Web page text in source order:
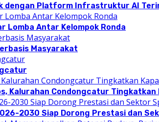
dengan Platform Infrastruktur AI
Lomba Antar Kelompok Ronda
Masyarakat
Kalurahan Condongcatur
2030 Siap Dorong Prestasi dan